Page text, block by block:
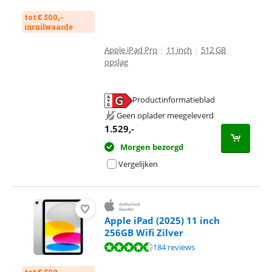
tot € 300,-
inruilwaarde
Apple iPad Pro | 11 inch | 512 GB
opslag
Productinformatieblad
Geen oplader meegeleverd
1.529,-
Morgen bezorgd
Vergelijken
Apple iPad (2025) 11 inch
256GB Wifi Zilver
Beoordeling is 8,9 van de 10, gebaseerd op 184 reviews.
184 reviews